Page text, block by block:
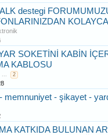
destegi
SOKETİNİ KABİN
KABLOSU
... 2
memnuniyet - şikayet -
KATKIDA BULUNAN